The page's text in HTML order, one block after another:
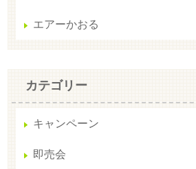
エアーかおる
カテゴリー
キャンペーン
即売会